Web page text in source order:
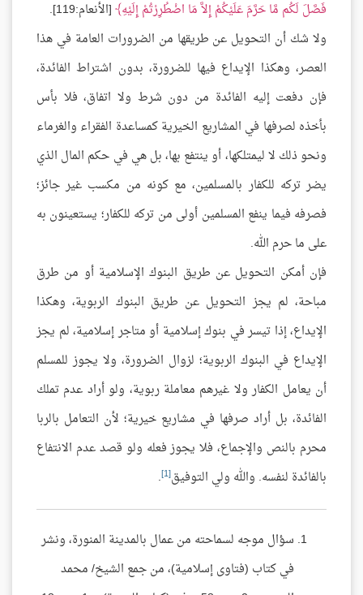
فَصَّلَ لَكُم مَّا حَرَّمَ عَلَيْكُمْ إِلاَّ مَا اضْطُرِرْتُمْ إِلَيْهِ [الأنعام:119].
ولا شك أن التحويل عن طريقها من الضرورات العامة في هذا
العصر، وهكذا الإيداع فيها للضرورة، بدون اشتراط الفائدة،
فإن دفعت إليه الفائدة من دون شرط ولا اتفاق، فلا بأس
بأخذه لصرفها في المشاريع الخيرية كمساعدة الفقراء والغرماء
ونحو ذلك لا ليمتلكها، أو ينتفع بها، بل هي في حكم المال الذي
يضر تركه للكفار بالمسلمين، مع كونه من مكسب غير جائز؛
فصرفه فيما ينفع المسلمين أولى من تركه للكفار؛ يستعينون به
على ما حرم الله.
فإن أمكن التحويل عن طريق البنوك الإسلامية أو من طرق
مباحة، لم يجز التحويل عن طريق البنوك الربوية، وهكذا
الإيداع، إذا تيسر في بنوك إسلامية أو متاجر إسلامية، لم يجز
الإيداع في البنوك الربوية؛ لزوال الضرورة، ولا يجوز للمسلم
أن يعامل الكفار ولا غيرهم معاملة ربوية، ولو أراد عدم تملك
الفائدة، بل أراد صرفها في مشاريع خيرية؛ لأن التعامل بالربا
محرم بالنص والإجماع، فلا يجوز فعله ولو قصد عدم الانتفاع
بالفائدة لنفسه. والله ولي التوفيق[1]
.
سؤال موجه لسماحته من عمال بالمدينة المنورة، ونشر
في كتاب (فتاوى إسلامية)، من جمع الشيخ/ محمد